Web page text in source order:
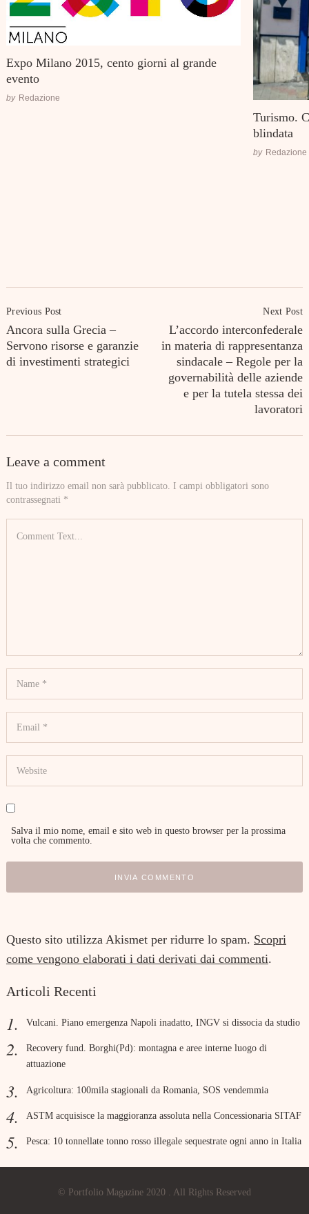
Expo Milano 2015, cento giorni al grande
evento
by Redazione
Turismo.
blindata
by Redazione
Navigation
Previous Post
Ancora sulla Grecia –
Servono risorse e garanzie
di investimenti strategici
Next Post
L’accordo interconfederale
in materia di rappresentanza
sindacale – Regole per la
governabilità delle aziende
e per la tutela stessa dei
lavoratori
Leave a comment
Il tuo indirizzo email non sarà pubblicato. I campi obbligatori sono
contrassegnati *
Salva il mio nome, email e sito web in questo browser per la prossima
volta che commento.
Questo sito utilizza Akismet per ridurre lo spam. Scopri
come vengono elaborati i dati derivati dai commenti.
Articoli Recenti
Vulcani. Piano emergenza Napoli inadatto, INGV si dissocia da studio
Recovery fund. Borghi(Pd): montagna e aree interne luogo di
attuazione
Agricoltura: 100mila stagionali da Romania, SOS vendemmia
ASTM acquisisce la maggioranza assoluta nella Concessionaria SITAF
Pesca: 10 tonnellate tonno rosso illegale sequestrate ogni anno in Italia
© Portfolio Magazine 2020 . All Rights Reserved